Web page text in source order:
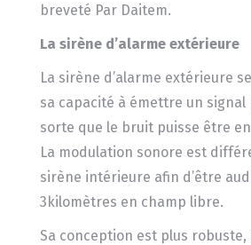
breveté Par Daitem.
La sirène d’alarme extérieure
La sirène d’alarme extérieure
sa capacité à émettre un signal
sorte que le bruit puisse être
La modulation sonore est
sirène intérieure afin d’être
3kilomètres en champ libre.
Sa conception est plus